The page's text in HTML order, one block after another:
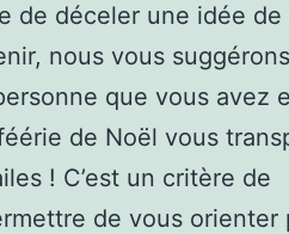
de déceler une idée de
nous vous
que vous avez
de Noël vous
! C’est un critère de
de vous orienter